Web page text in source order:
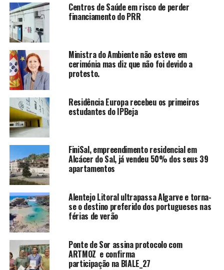
Centros de Saúde em risco de perder
financiamento do PRR
Ministra do Ambiente não esteve em
cerimónia mas diz que não foi devido a
protesto.
Residência Europa recebeu os primeiros
estudantes do IPBeja
FiniSal, empreendimento residencial em
Alcácer do Sal, já vendeu 50% dos seus 39
apartamentos
Alentejo Litoral ultrapassa Algarve e torna-
se o destino preferido dos portugueses nas
férias de verão
Ponte de Sor assina protocolo com
ARTMOZ e confirma
participação na BIALE_27